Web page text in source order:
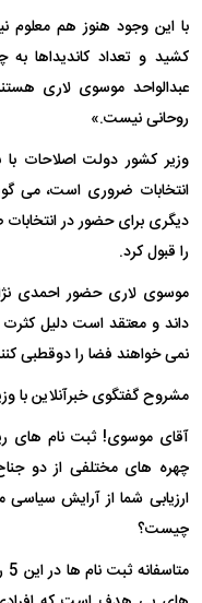
با این وجود هنوز هم
کشید و تعداد کاندیداها
عبدالواحد موسوی لاری
روحانی نیست.»
وزیر کشور دولت اصلاحات با
انتخابات ضروری است، می
دیگری برای حضور در
را قبول کرد.
موسوی لاری حضور احمدی
داند و معتقد است دلیل کثرت
نمی خواهند فضا را دوقطبی
مشروح گفتگوی خبرآنلاین با
آقای موسوی! ثبت نام های
چهره های مختلفی از دو
چیست؟